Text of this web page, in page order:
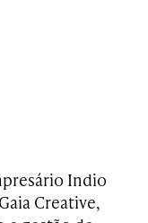
Indio
Creative,